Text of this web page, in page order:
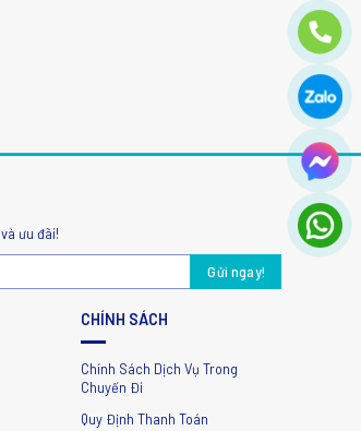
ưu đãi!
CHÍNH SÁCH
Chính Sách Dịch Vụ Trong
Chuyến Đi
Quy Định Thanh Toán